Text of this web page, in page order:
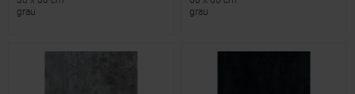
grau
grau